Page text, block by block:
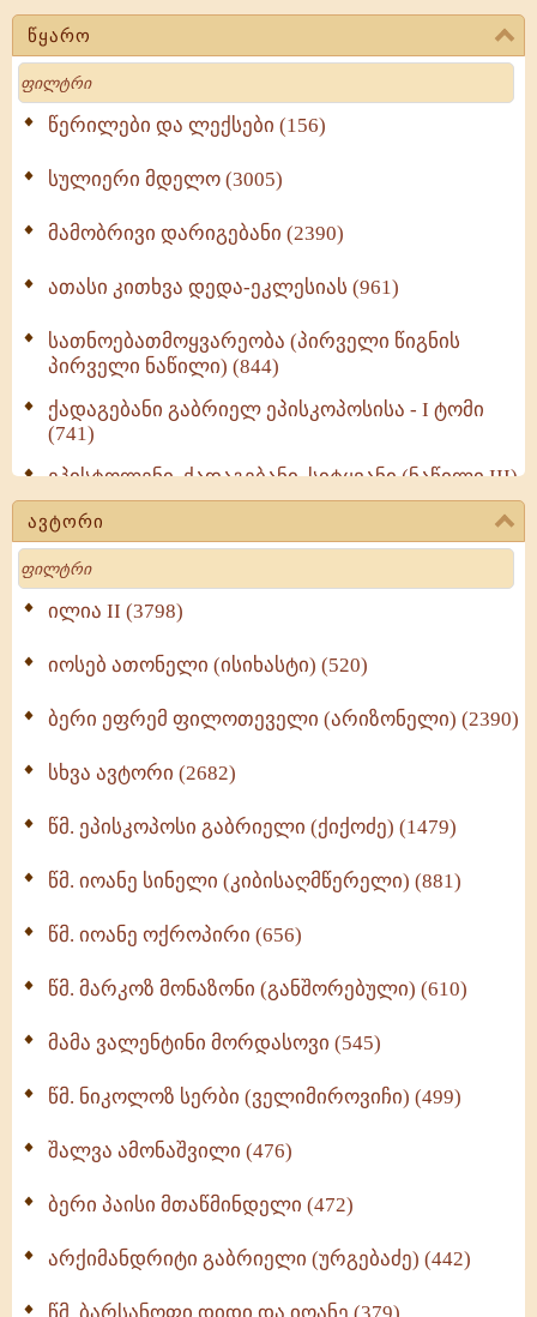
წყარო
Search
წერილები და ლექსები (156)
სულიერი მდელო (3005)
მამობრივი დარიგებანი (2390)
ათასი კითხვა დედა-ეკლესიას (961)
სათნოებათმოყვარეობა (პირველი წიგნის
პირველი ნაწილი) (844)
ქადაგებანი გაბრიელ ეპისკოპოსისა - I ტომი
(741)
ეპისტოლენი, ქადაგებანი, სიტყვანი (ნაწილი III)
(723)
მოძღვრის ძალზე სასარგებლო რჩევები
მრევლისათვის (545)
Wisdomge (514)
ქადაგებანი გაბრიელ ეპისკოპოსისა - II ტომი
სულიერი ცხოვრების სახელმძღვანელო -
ნაწილი II (369)
ავტორი
Search
ილია II (3798)
იოსებ ათონელი (ისიხასტი) (520)
ბერი ეფრემ ფილოთეველი (არიზონელი) (2390)
სხვა ავტორი (2682)
წმ. ეპისკოპოსი გაბრიელი (ქიქოძე) (1479)
წმ. იოანე სინელი (კიბისაღმწერელი) (881)
წმ. იოანე ოქროპირი (656)
წმ. მარკოზ მონაზონი (განშორებული) (610)
მამა ვალენტინი მორდასოვი (545)
წმ. ნიკოლოზ სერბი (ველიმიროვიჩი) (499)
შალვა ამონაშვილი (476)
ბერი პაისი მთაწმინდელი (472)
არქიმანდრიტი გაბრიელი (ურგებაძე) (442)